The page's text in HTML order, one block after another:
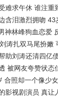
难求午休 谁注重
含泪激烈拥吻 43
神林峰狗血恋爱
涛扎双马尾扮嫩
助刘涛还清四亿
被网友夸赞状态
合照却一个像少
影视剧演员 真让